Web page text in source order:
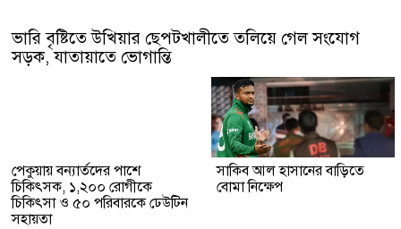
ভারি বৃষ্টিতে উখিয়ার ছেপটখালীতে তলিয়ে গেল সংযোগ
সড়ক, যাতায়াতে ভোগান্তি
পেকুয়ায় বন্যার্তদের পাশে
চিকিৎসক, ১,২০০ রোগীকে
চিকিৎসা ও ৫০ পরিবারকে ঢেউটিন
সহায়তা
সাকিব আল হাসানের বাড়িতে
বোমা নিক্ষেপ